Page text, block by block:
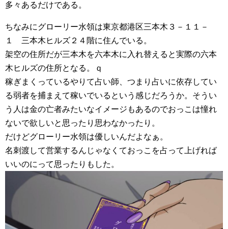
多々あるだけである。
ちなみにグローリー水領は東京都港区三本木３－１１－
１ 三本木ヒルズ２４階に住んでいる。
架空の住所だが三本木を六本木に入れ替えると実際の六本
木ヒルズの住所となる。ｑ
稼ぎまくっているやりて占い師、つまり占いに依存してい
る弱者を捕まえて稼いでいるという感じだろうか。そうい
う人は金の亡者みたいなイメージもあるのでおっこは憧れ
ないで欲しいと思ったり思わなかったり。
だけどグローリー水領は優しいんだよなぁ。
名刺渡して営業するんじゃなくておっこを占って上げれば
いいのにって思ったりもした。